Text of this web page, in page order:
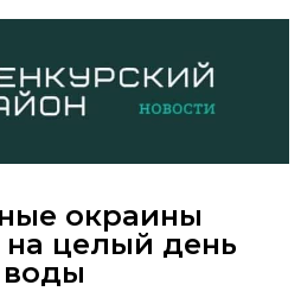
окраины
на целый день
воды